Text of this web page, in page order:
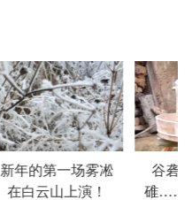
新年的第一场雾凇
在白云山上演！
谷砻
碓……